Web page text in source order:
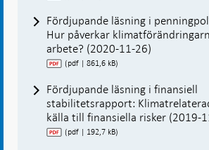
Fördjupande läsning i
Hur påverkar
arbete? (2020-11-26)
(pdf | 861,6 kB)
Fördjupande läsning i finansiell
stabilitetsrapport:
källa till finansiella risker (2019-
(pdf | 192,7 kB)